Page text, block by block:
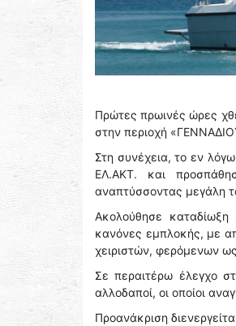
Πρώτες πρωινές ώρες
στην περιοχή
Στη συνέχεια, το εν
ΕΛ.ΑΚΤ. και
αναπτύσσοντας μεγάλη
Ακολούθησε
κανόνες εμπλοκής, με
χειριστών, φερόμενων
Σε περαιτέρω έλεγχο
αλλοδαποί, οι οποίοι
Προανάκριση